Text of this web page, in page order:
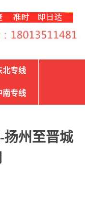
北专线
南专线
扬州至晋城